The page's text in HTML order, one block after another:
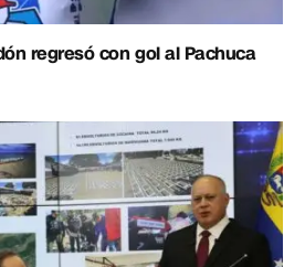
regresó con gol al Pachuca